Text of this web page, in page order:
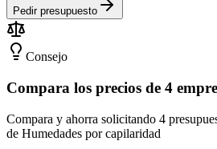
Pedir presupuesto
Consejo
Compara los precios de 4
Compara y ahorra solicitando 4
de Humedades por capilaridad